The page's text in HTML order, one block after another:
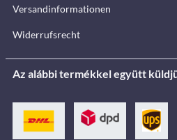
Versandinformationen
Widerrufsrecht
Az alábbi termékkel együtt